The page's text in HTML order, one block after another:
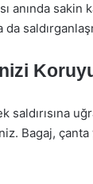
anında
saldırısına
Bagaj, çanta